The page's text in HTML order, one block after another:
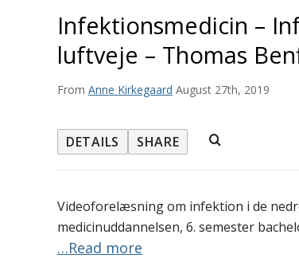
Infektionsmedicin –
luftveje – Thomas
From Anne Kirkegaard August 27th, 2019
DETAILS SHARE
Videoforelæsning om infektion i de
medicinuddannelsen, 6. semester
…Read more